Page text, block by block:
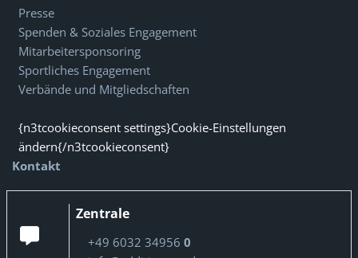
Presse
Spenden & Soziales Engagement
Mitarbeitersponsoring
Sportliches Engagement
Verbände und Mitgliedschaften
{n3tcookieconsent settings}Cookie-Einstellungen
ändern{/n3tcookieconsent}
Kontakt
Zentrale
+49 6032 34956 0